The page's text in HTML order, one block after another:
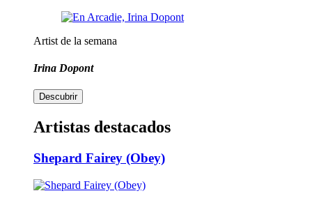
Artist de la semana
Irina Dopont
Descubrir
Artistas destacados
Shepard Fairey (Obey)